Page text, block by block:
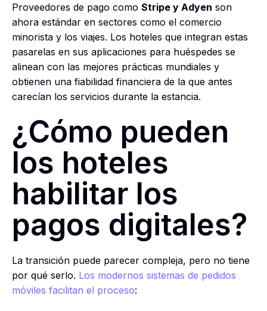
Proveedores de pago como Stripe y Adyen son
ahora estándar en sectores como el comercio
minorista y los viajes. Los hoteles que integran estas
pasarelas en sus aplicaciones para huéspedes se
alinean con las mejores prácticas mundiales y
obtienen una fiabilidad financiera de la que antes
carecían los servicios durante la estancia.
¿Cómo pueden
los hoteles
habilitar los
pagos digitales?
La transición puede parecer compleja, pero no tiene
por qué serlo. Los modernos sistemas de pedidos
móviles facilitan el proceso: